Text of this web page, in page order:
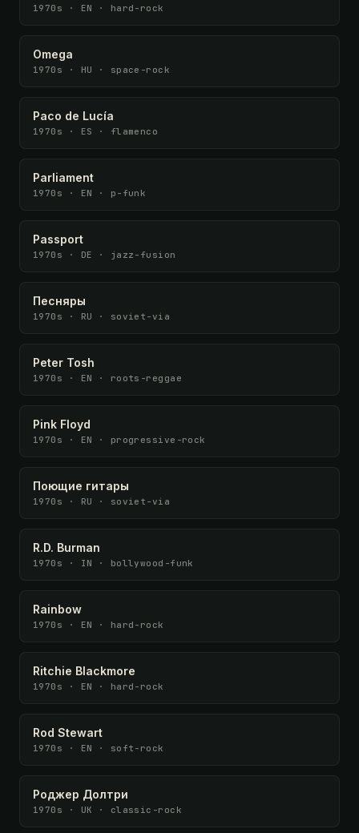
1970s · EN · hard-rock
Omega
1970s · HU · space-rock
Paco de Lucía
1970s · ES · flamenco
Parliament
1970s · EN · p-funk
Passport
1970s · DE · jazz-fusion
Песняры
1970s · RU · soviet-via
Peter Tosh
1970s · EN · roots-reggae
Pink Floyd
1970s · EN · progressive-rock
Поющие гитары
1970s · RU · soviet-via
R.D. Burman
1970s · IN · bollywood-funk
Rainbow
1970s · EN · hard-rock
Ritchie Blackmore
1970s · EN · hard-rock
Rod Stewart
1970s · EN · soft-rock
Роджер Долтри
1970s · UK · classic-rock